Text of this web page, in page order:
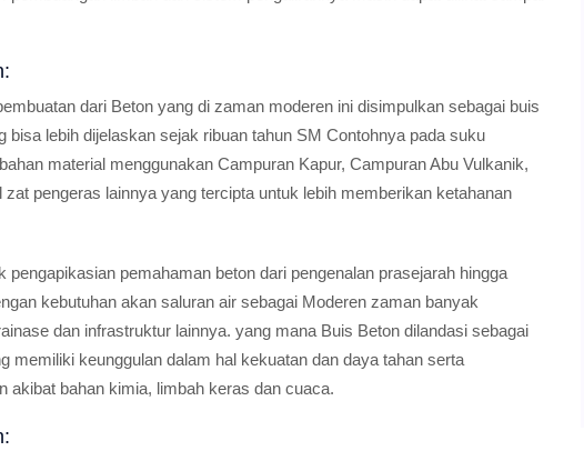
dari Beton yang di zaman moderen ini disimpulkan sebagai buis
bisa lebih dijelaskan sejak ribuan tahun SM Contohnya pada suku
material menggunakan Campuran Kapur, Campuran Abu Vulkanik,
pengeras lainnya yang tercipta untuk lebih memberikan ketahanan
pengapikasian pemahaman beton dari pengenalan prasejarah hingga
kebutuhan akan saluran air sebagai Moderen zaman banyak
dan infrastruktur lainnya. yang mana Buis Beton dilandasi sebagai
memiliki keunggulan dalam hal kekuatan dan daya tahan serta
akibat bahan kimia, limbah keras dan cuaca.